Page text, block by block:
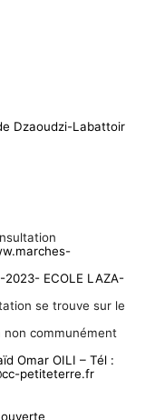
Dzaoudzi-Labattoir
2023- ECOLE LAZA-
se trouve sur le
non communément
Omar OILI – Tél :
petiteterre.fr